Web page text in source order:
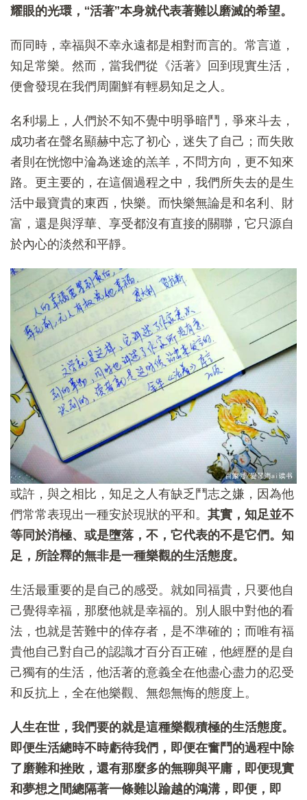
耀眼的光環，“活著”本身就代表著難以磨滅的希望。
而同時，幸福與不幸永遠都是相對而言的。常言道，
知足常樂。然而，當我們從《活著》回到現實生活，
便會發現在我們周圍鮮有輕易知足之人。
名利場上，人們於不知不覺中明爭暗鬥，爭來斗去，
成功者在聲名顯赫中忘了初心，迷失了自己；而失敗
者則在恍惚中淪為迷途的羔羊，不問方向，更不知來
路。更主要的，在這個過程之中，我們所失去的是生
活中最寶貴的東西，快樂。而快樂無論是和名利、財
富，還是與浮華、享受都沒有直接的關聯，它只源自
於內心的淡然和平靜。
或許，與之相比，知足之人有缺乏鬥志之嫌，因為他
們常常表現出一種安於現狀的平和。 其實，知足並不
等同於消極、或是墮落，不，它代表的不是它們。知
足，所詮釋的無非是一種樂觀的生活態度。
生活最重要的是自己的感受。就如同福貴，只要他自
己覺得幸福，那麼他就是幸福的。別人眼中對他的看
法，也就是苦難中的倖存者，是不準確的；而唯有福
貴他自己對自己的認識才百分百正確，他經歷的是自
己獨有的生活，他活著的意義全在他盡心盡力的忍受
和反抗上，全在他樂觀、無怨無悔的態度上。
人生在世，我們要的就是這種樂觀積極的生活態度。
即便生活總時不時虧待我們，即便在奮鬥的過程中除
了磨難和挫敗，還有那麼多的無聊與平庸，即便現實
和夢想之間總隔著一條難以踰越的鴻溝，即便，即